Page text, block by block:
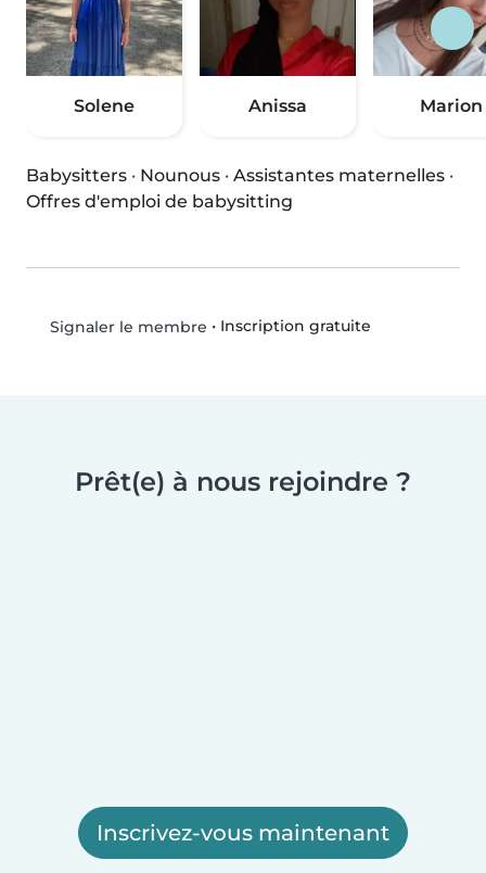
Solene Anissa Marion
Babysitters · Nounous · Assistantes maternelles ·
Offres d'emploi de babysitting
Signaler le membre • Inscription gratuite
Prêt(e) à nous rejoindre ?
Inscrivez-vous maintenant